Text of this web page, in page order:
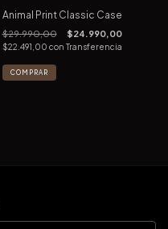
Animal Print Classic Case
$29.990,00 $24.990,00
$22.491,00 con Transferencia
COMPRAR